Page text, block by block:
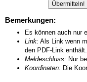
Bemerkungen:
Es können auch nur
Link: Als Link wenn
den PDF-Link enthält.
Meldeschluss: Nur
Koordinaten: Die